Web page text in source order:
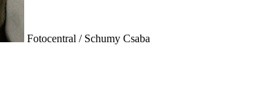
Fotocentral / Schumy Csaba